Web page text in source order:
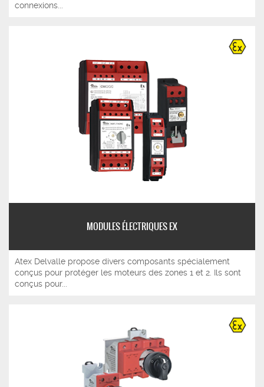
connexions...
MODULES ÉLECTRIQUES EX
Atex Delvalle propose divers composants spécialement
conçus pour protéger les moteurs des zones 1 et 2. Ils sont
conçus pour...